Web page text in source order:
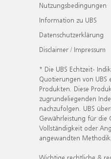
Nutzungsbedingungen
Information zu UBS
Datenschutzerklärung
Disclaimer / Impressum
* Die UBS Echtzeit-
Quotierungen von UBS
Produkten. Diese
zugrundeliegenden
nachzufolgen. UBS
Gewährleistung für die
Vollständigkeit oder
angewandten Methodik.